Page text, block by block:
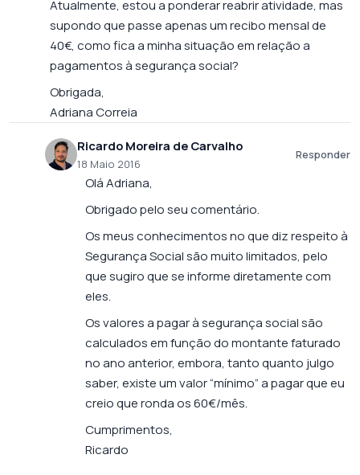
Atualmente, estou a ponderar reabrir atividade, mas
supondo que passe apenas um recibo mensal de
40€, como fica a minha situação em relação a
pagamentos à segurança social?
Obrigada,
Adriana Correia
Ricardo Moreira de Carvalho
18 Maio 2016
Responder
Olá Adriana,
Obrigado pelo seu comentário.
Os meus conhecimentos no que diz respeito à
Segurança Social são muito limitados, pelo
que sugiro que se informe diretamente com
eles.
Os valores a pagar à segurança social são
calculados em função do montante faturado
no ano anterior, embora, tanto quanto julgo
saber, existe um valor “mínimo” a pagar que eu
creio que ronda os 60€/mês.
Cumprimentos,
Ricardo